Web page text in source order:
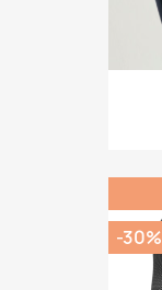
-30%